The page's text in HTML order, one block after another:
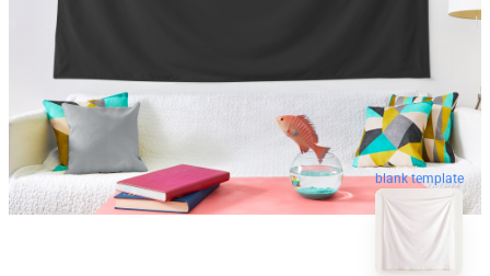
blank template